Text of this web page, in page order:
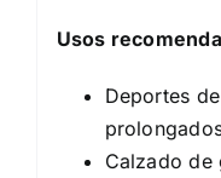
Usos
Deportes
Calzado de